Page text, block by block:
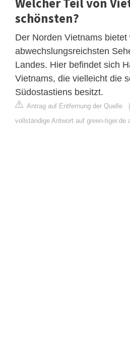
schönsten?
Der Norden Vietnams
abwechslungsreichsten
Landes. Hier befindet sich
Vietnams, die vielleicht die
Südostastiens besitzt.
Antrag auf Entfernung der Quelle
vollständige Antwort auf green-tiger.de